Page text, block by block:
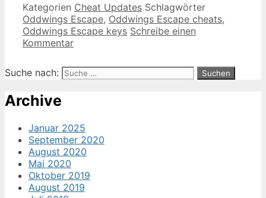
Kategorien Cheat Updates Schlagwörter
Oddwings Escape, Oddwings Escape cheats,
Oddwings Escape keys Schreibe einen
Kommentar
Suche nach:
Archive
Januar 2025
September 2020
August 2020
Mai 2020
Oktober 2019
August 2019